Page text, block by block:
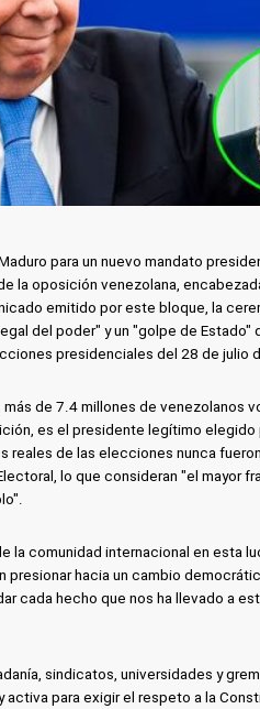
para un nuevo mandato
la oposición venezolana,
emitido por este bloque, la
del poder" y un "golpe de Estado"
presidenciales del 28 de julio
de 7.4 millones de venezolanos
es el presidente legítimo elegido
reales de las elecciones nunca
lo que consideran "el mayor
la comunidad internacional en esta
hacia un cambio
cada hecho que nos ha llevado a
sindicatos, universidades y
para exigir el respeto a la